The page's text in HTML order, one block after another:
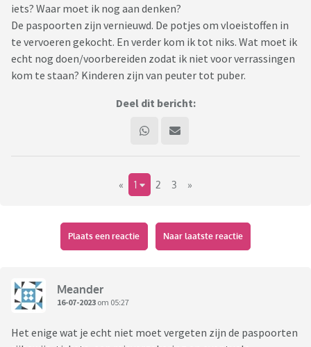
iets? Waar moet ik nog aan denken?
De paspoorten zijn vernieuwd. De potjes om vloeistoffen in
te vervoeren gekocht. En verder kom ik tot niks. Wat moet ik
echt nog doen/voorbereiden zodat ik niet voor verrassingen
kom te staan? Kinderen zijn van peuter tot puber.
Deel dit bericht:
« 1 2 3 »
Plaats een reactie Naar laatste reactie
Meander
16-07-2023 om 05:27
Het enige wat je echt niet moet vergeten zijn de paspoorten